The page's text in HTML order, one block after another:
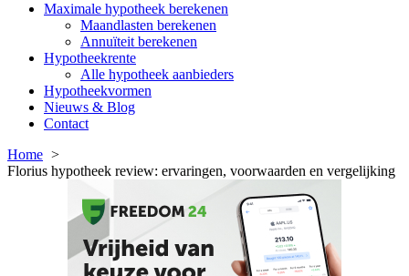
Maximale hypotheek berekenen
Maandlasten berekenen
Annuïteit berekenen
Hypotheekrente
Alle hypotheek aanbieders
Hypotheekvormen
Nieuws & Blog
Contact
Home
Florius hypotheek review: ervaringen, voorwaarden en vergelijking